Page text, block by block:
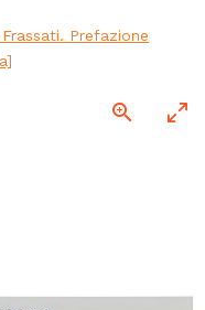
Prefazione